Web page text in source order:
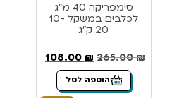
סימפריקה 40 מ”ג
לכלבים במשקל 10-
20 ק”ג
265.00₪
108.00 ₪
הוספה לסל